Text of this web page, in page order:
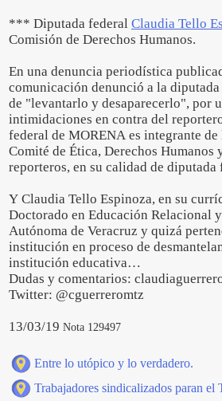
*** Diputada federal Claudia Tello
Comisión de Derechos Humanos.
En una denuncia periodística
comunicación denunció a la
de "levantarlo y desaparecerlo", por
intimidaciones en contra del
federal de MORENA es integrante
Comité de Ética, Derechos
reporteros, en su calidad de
Y Claudia Tello Espinoza, en su
Doctorado en Educación Relacional
Autónoma de Veracruz y quizá
institución en proceso de
institución educativa…
Dudas y comentarios:
Twitter: @cguerreromtz
13/03/19 Nota 129497
Entre lo utópico y lo verdadero.
Trabajadores sindicalizados paran